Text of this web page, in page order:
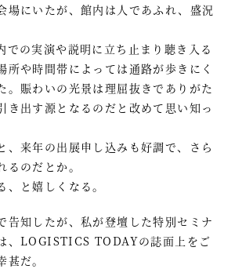
場にいたが、館内は人であふれ、盛況
での実演や説明に立ち止まり聴き入る
所や時間帯によっては通路が歩きにく
。賑わいの光景は理屈抜きでありがた
き出す源となるのだと改めて思い知っ
、来年の出展申し込みも好調で、さら
のだとか。
と嬉しくなる。
告知したが、私が登壇した特別セミナ
、LOGISTICS TODAYの誌面上をご
だ。